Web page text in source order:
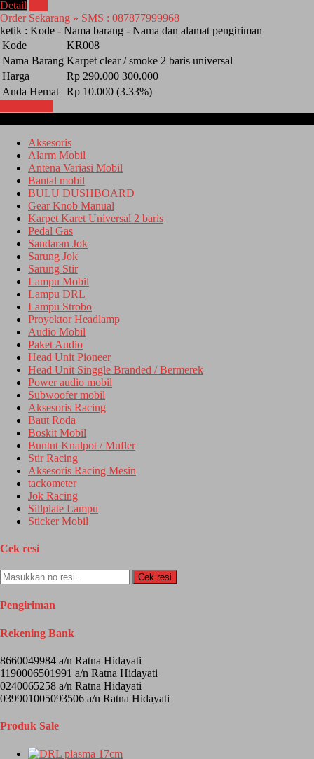
Detail
Order Sekarang » SMS : 087877999968
ketik : Kode - Nama barang - Nama dan alamat pengiriman
Kode
KR008
Nama Barang Karpet clear / smoke 2 baris universal
Harga
Rp 290.000 300.000
Anda Hemat
Rp 10.000 (3.33%)
Aksesoris
Alarm Mobil
Antena Variasi Mobil
Bantal mobil
BULU DUSHBOARD
Gear Knob Manual
Karpet Karet Universal 2 baris
Pedal Gas
Sandaran Jok
Sarung Jok
Sarung Stir
Lampu Mobil
Lampu DRL
Lampu Strobo
Proyektor Headlamp
Audio Mobil
Paket Audio
Head Unit Pioneer
Head Unit Singgle Branded / Bermerek
Power audio mobil
Subwoofer mobil
Aksesoris Racing
Baut Roda
Boskit Mobil
Buntut Knalpot / Mufler
Stir Racing
Aksesoris Racing Mesin
tackometer
Jok Racing
Sillplate Lampu
Sticker Mobil
Cek resi
Cek resi
Pengiriman
Rekening Bank
8660049984 a/n Ratna Hidayati
1190006501991 a/n Ratna Hidayati
0240065258 a/n Ratna Hidayati
039901005093506 a/n Ratna Hidayati
Produk Sale